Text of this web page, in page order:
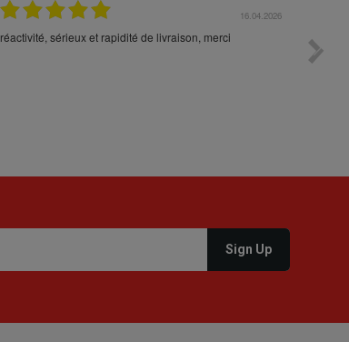
16.04.2026
réactivité, sérieux et rapidité de livraison, merci
votre